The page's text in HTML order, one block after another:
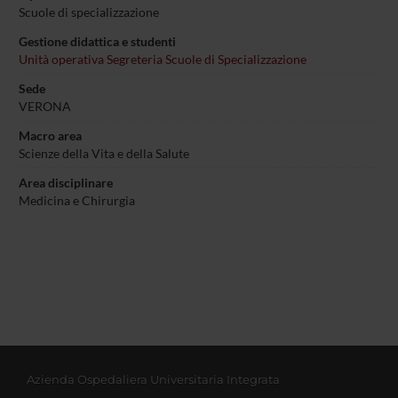
Scuole di specializzazione
Gestione didattica e studenti
Unità operativa Segreteria Scuole di Specializzazione
Sede
VERONA
Macro area
Scienze della Vita e della Salute
Area disciplinare
Medicina e Chirurgia
Azienda Ospedaliera Universitaria Integrata